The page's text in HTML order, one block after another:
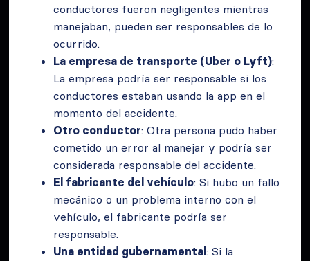
conductores fueron negligentes mientras
manejaban, pueden ser responsables de lo
ocurrido.
La empresa de transporte (Uber o Lyft):
La empresa podría ser responsable si los
conductores estaban usando la app en el
momento del accidente.
Otro conductor: Otra persona pudo haber
cometido un error al manejar y podría ser
considerada responsable del accidente.
El fabricante del vehículo: Si hubo un fallo
mecánico o un problema interno con el
vehículo, el fabricante podría ser
responsable.
Una entidad gubernamental: Si la